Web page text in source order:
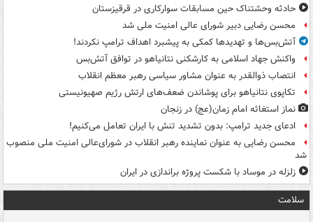
حادثه وحشتناک حین مسابقات سوارکاری در قرقیزستان
محسن رضایی دبیر شورای عالی امنیت ملی شد
آتش‌بس‌ها و تهدیدها کمکی به پیشبرد اهداف ترامپ نکردند!
واکنش جهاد اسلامی به کارشکنی نتانیاهو در توافق آتش‌بس
انتصاب ذوالقدر به عنوان مشاور سیاسی رهبر معظم انقلاب
تکاپوی نتانیاهو برای پوشاندن ضعف‌های ارتش رژیم صهیونیستی
نماز استغاثه امام زمان(عج) در زنجان
ادعای جدید ترامپ: بدون تشدید تنش با ایران تعامل می‌کنیم!
محسن رضایی به عنوان نماینده رهبر انقلاب در شورای‌عالی امنیت ملی منصوب
شد
زلزله در موساد با شکست پروژه براندازی در ایران
سلامت